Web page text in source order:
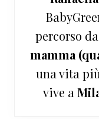
percorso
mamma
una vita più
vive a